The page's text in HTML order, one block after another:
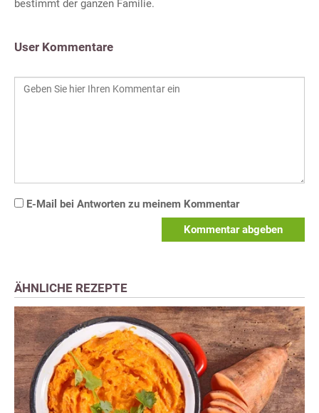
bestimmt der ganzen Familie.
User Kommentare
E-Mail bei Antworten zu meinem Kommentar
Kommentar abgeben
ÄHNLICHE REZEPTE